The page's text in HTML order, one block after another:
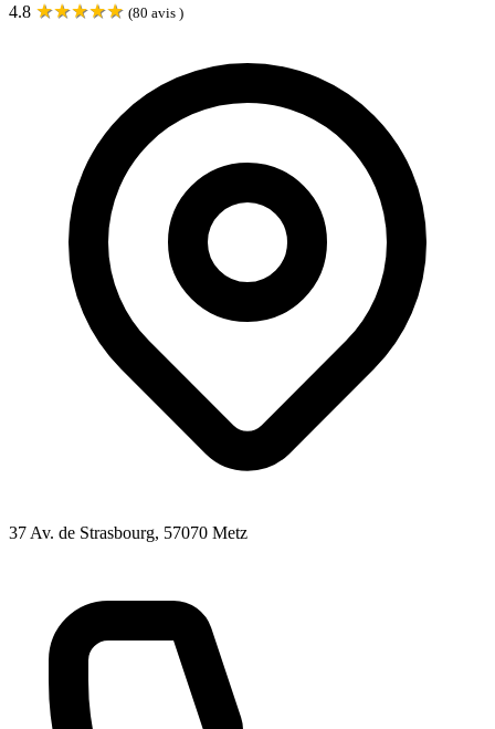
4.8 ★★★★★ (80 avis )
37 Av. de Strasbourg, 57070 Metz